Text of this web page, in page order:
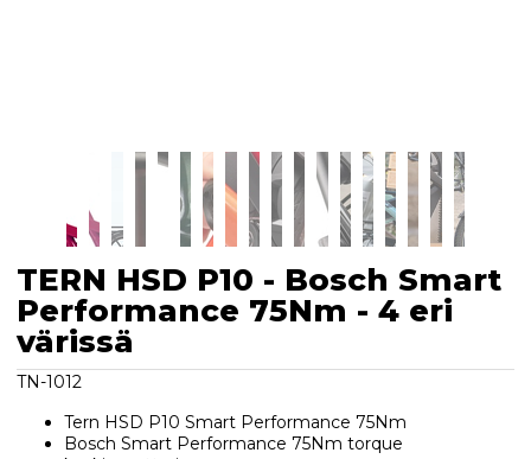
TERN HSD P10 - Bosch Smart
Performance 75Nm - 4 eri
värissä
TN-1012
Tern HSD P10 Smart Performance 75Nm
Bosch Smart Performance 75Nm torque